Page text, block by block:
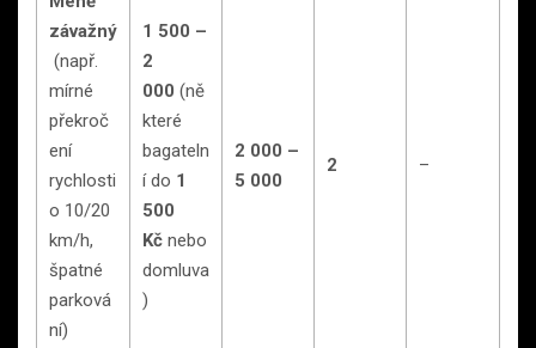
závažný
(např.
mírné
překroč
ení
rychlosti
o 10/20
km/h,
špatné
parková
ní)
1 500 –
2
000 (ně
které
bagateln
í do 1
500
Kč nebo
domluva
)
2 000 –
5 000
2 –